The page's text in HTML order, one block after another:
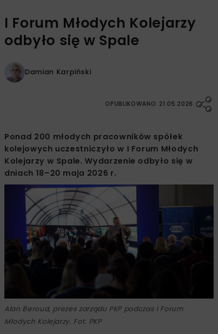
I Forum Młodych Kolejarzy
odbyło się w Spale
Damian Karpiński
OPUBLIKOWANO: 21.05.2026
Ponad 200 młodych pracowników spółek
kolejowych uczestniczyło w I Forum Młodych
Kolejarzy w Spale. Wydarzenie odbyło się w
dniach 18–20 maja 2026 r.
Alan Beroud, prezes zarządu PKP podczas I Forum
Młodych Kolejarzy. Fot. PKP